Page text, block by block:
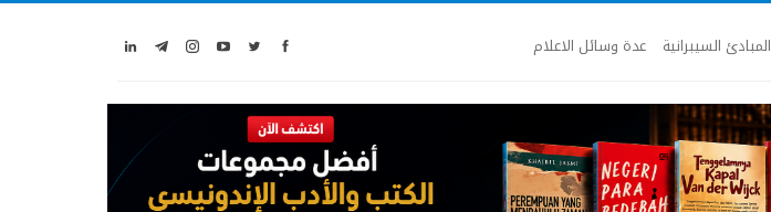
المبادئ السيبرانية عدة وسائل الاعلام